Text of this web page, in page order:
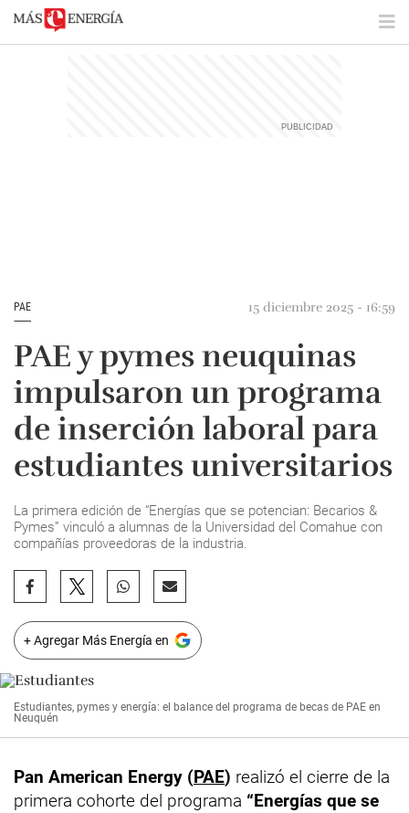
PAE 15 diciembre 2025 - 16:59
PAE y pymes neuquinas
impulsaron un programa
de inserción laboral para
estudiantes universitarios
La primera edición de “Energías que se potencian: Becarios &
Pymes” vinculó a alumnas de la Universidad del Comahue con
compañías proveedoras de la industria.
+ Agregar Más Energía en
Estudiantes, pymes y energía: el balance del programa de becas de PAE en
Neuquén
Pan American Energy (PAE) realizó el cierre de la
primera cohorte del programa “Energías que se